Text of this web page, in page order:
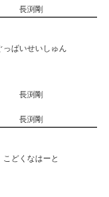
長渕剛
っばいせいしゅん
長渕剛
長渕剛
こどくなはーと